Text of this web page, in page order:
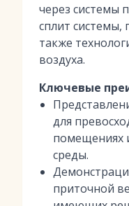
через системы
сплит
также
воздуха.
Ключевые
для
помещениях
среды.
приточной